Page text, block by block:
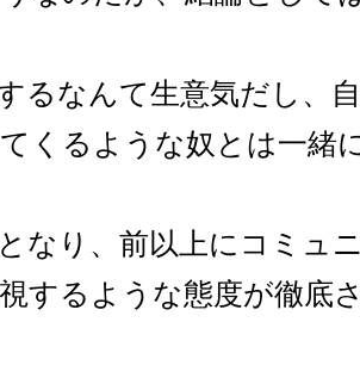
するなんて生意気だし、
くるような奴とは一緒
なり、前以上にコミュ
するような態度が徹底